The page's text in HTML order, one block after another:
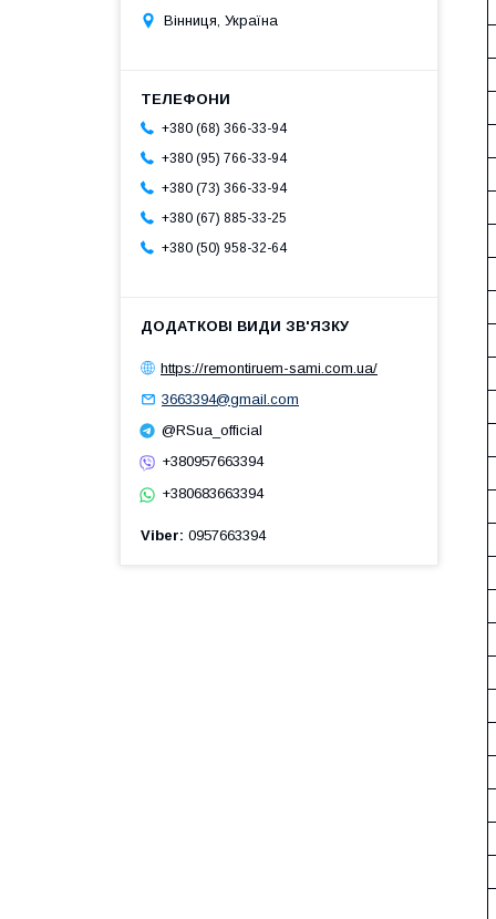
Вінниця, Україна
+380 (68) 366-33-94
+380 (95) 766-33-94
+380 (73) 366-33-94
+380 (67) 885-33-25
+380 (50) 958-32-64
https://remontiruem-sami.com.ua/
3663394@gmail.com
@RSua_official
+380957663394
+380683663394
Viber 0957663394